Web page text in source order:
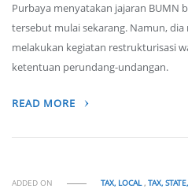
Purbaya menyatakan jajaran BUMN
tersebut mulai sekarang. Namun,
melakukan kegiatan restrukturisasi
ketentuan perundang-undangan.
READ MORE
ADDED ON TAX, LOCAL,TAX,